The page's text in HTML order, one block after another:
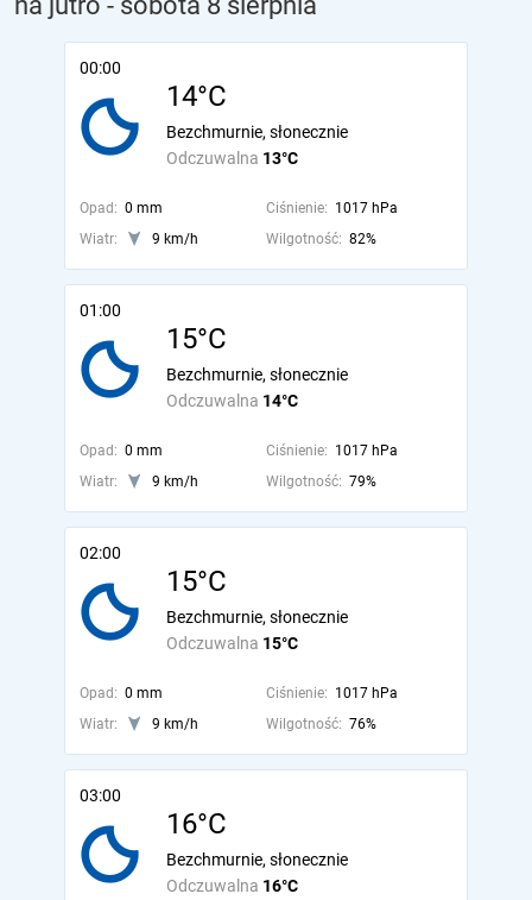
00:00
14°C
Odczuwalna 13°C
Bezchmurnie, słonecznie
Opad: 0 mm Ciśnienie: 1017 hPa
Wiatr:
9 km/h Wilgotność: 82%
01:00
15°C
Odczuwalna 14°C
Bezchmurnie, słonecznie
Opad: 0 mm Ciśnienie: 1017 hPa
Wiatr:
9 km/h Wilgotność: 79%
02:00
15°C
Odczuwalna 15°C
Bezchmurnie, słonecznie
Opad: 0 mm Ciśnienie: 1017 hPa
Wiatr:
9 km/h Wilgotność: 76%
03:00
16°C
Odczuwalna 16°C
Bezchmurnie, słonecznie